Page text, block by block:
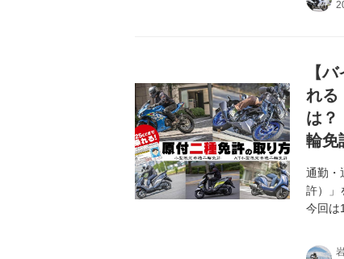
【
れる
は？
輪免
通勤・
許）」
今回は